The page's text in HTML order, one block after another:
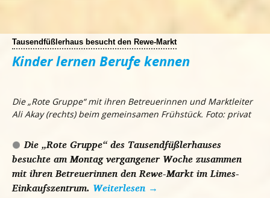
Tausendfüßlerhaus besucht den Rewe-Markt
Kinder lernen Berufe kennen
Die „Rote Gruppe“ mit ihren Betreuerinnen und Marktleiter
Ali Akay (rechts) beim gemeinsamen Frühstück. Foto: privat
Die „Rote Gruppe“ des Tausendfüßlerhauses
besuchte am Montag vergangener Woche zusammen
mit ihren Betreuerinnen den Rewe-Markt im Limes-
Einkaufszentrum. Weiterlesen →